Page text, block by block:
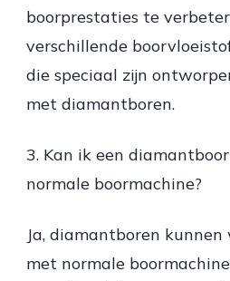
boorprestaties te
verschillende
die speciaal zijn
met diamantboren.
3. Kan ik een
normale boormachine?
Ja, diamantboren
met normale